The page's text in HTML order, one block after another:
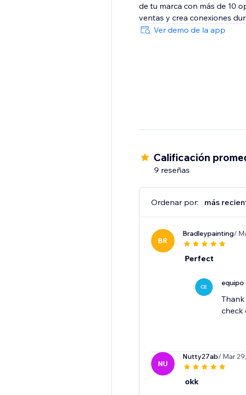
de tu marca con más de 10
ventas y crea conexiones
Ver demo de la app
Calificación
9 reseñas
Ordenar por: más
BR
Bradleypainting/
Perfect
CE equipo
check
NU
Nutty27ab/ Mar
okk